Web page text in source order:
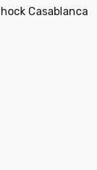
Casablanca